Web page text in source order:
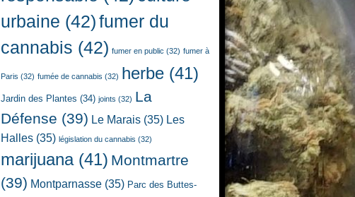
urbaine (42)fumer du
cannabis (42) fumer en public (32) fumer à
Paris (32) fumée de cannabis (32) herbe (41)
Jardin des Plantes (34) joints (32) La
Défense (39) Le Marais (35) Les
Halles (35) législation du cannabis (32)
marijuana(41) Montmartre
(39) Montparnasse (35) Parc des Buttes-